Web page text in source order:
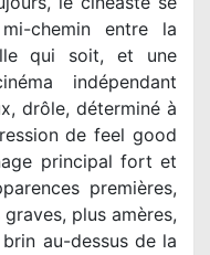
chemin entre la
qui soit, et une
indépendant
drôle, déterminé à
de feel good
principal fort et
premières,
plus amères,
au-dessus de la